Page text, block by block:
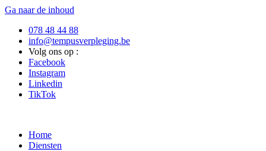
Ga naar de inhoud
078 48 44 88
info@tempusverpleging.be
Volg ons op :
Facebook
Instagram
Linkedin
TikTok
Home
Diensten